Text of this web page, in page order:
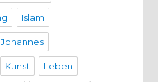
Islam
Johannes
Kunst Leben